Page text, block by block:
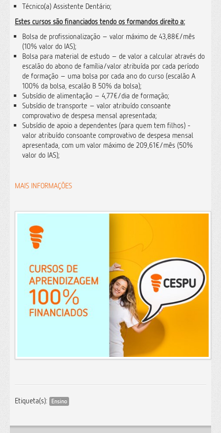
Técnico(a) Assistente Dentário;
Estes cursos são financiados tendo os formandos direito a:
Bolsa de profissionalização – valor máximo de 43,88€/mês
(10% valor do IAS);
Bolsa para material de estudo – de valor a calcular através do
escalão do abono de família/valor atribuída por cada período
de formação – uma bolsa por cada ano do curso (escalão A
100% da bolsa, escalão B 50% da bolsa);
Subsídio de alimentação – 4,77€/dia de formação;
Subsídio de transporte – valor atribuído consoante
comprovativo de despesa mensal apresentada;
Subsídio de apoio a dependentes (para quem tem filhos) -
valor atribuído consoante comprovativo de despesa mensal
apresentada, com um valor máximo de 209,61€/mês (50%
valor do IAS);
MAIS INFORMAÇÕES
Etiqueta(s): Ensino